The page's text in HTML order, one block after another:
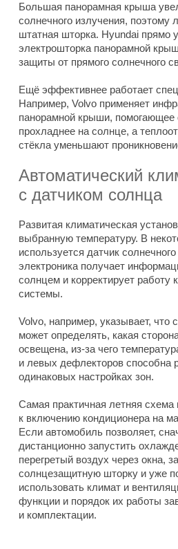
Большая панорамная крыша
солнечного излучения, поэтому
штатная шторка. Hyundai прямо
электрошторка панорамной
защиты от прямого солнечного
Ещё эффективнее работает
Например, Volvo применяет
панорамной крыши, помогающее
прохладнее на солнце, а
стёкла уменьшают
Автоматический
с датчиком солнца
Развитая климатическая
выбранную температуру. В
используется датчик
электроника получает
солнцем и корректирует работу
системы.
Volvo, например, указывает, что
может определять, какая
освещена, из-за чего
и левых дефлекторов способна
одинаковых настройках зон.
Самая практичная летняя схема
к включению кондиционера на
Если автомобиль позволяет,
дистанционно запустить
перегретый воздух через окна,
солнцезащитную шторку и уже
использовать климат и
функции и порядок их работы
и комплектации.